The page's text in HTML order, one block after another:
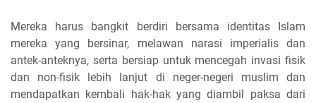
Mereka harus bangkit berdiri bersama identitas Islam
mereka yang bersinar, melawan narasi imperialis dan
antek-anteknya, serta bersiap untuk mencegah invasi fisik
dan non-fisik lebih lanjut di neger-negeri muslim dan
mendapatkan kembali hak-hak yang diambil paksa dari